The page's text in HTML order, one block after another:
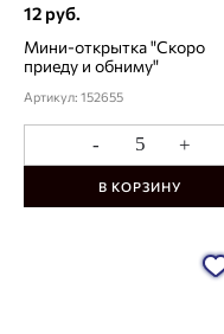
12 руб.
Мини-открытка "Скоро
приеду и обниму"
Артикул: 152655
- +
В КОРЗИНУ